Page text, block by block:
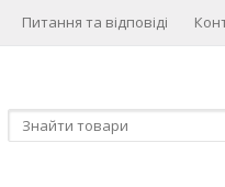
Питання та відповіді